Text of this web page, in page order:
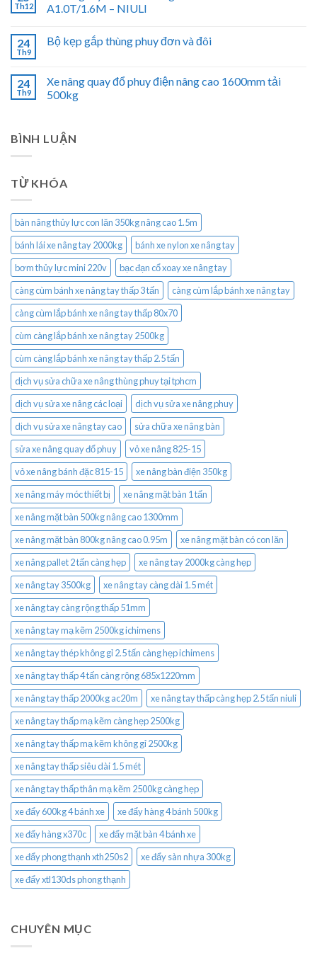
Th12
A1.0T/1.6M – NIULI
24
Th9
Bộ kẹp gắp thùng phuy đơn và đôi
24
Th9
Xe nâng quay đổ phuy điện nâng cao 1600mm tải
500kg
BÌNH LUẬN
TỪ KHÓA
bàn nâng thủy lực con lăn 350kg nâng cao 1.5m
bánh lái xe nâng tay 2000kg
bánh xe nylon xe nâng tay
bơm thủy lực mini 220v
bạc đạn cổ xoay xe nâng tay
càng cùm bánh xe nâng tay thấp 3 tấn
càng cùm lắp bánh xe nâng tay
càng cùm lắp bánh xe nâng tay thấp 80x70
cùm càng lắp bánh xe nâng tay 2500kg
cùm càng lắp bánh xe nâng tay thấp 2.5 tấn
dịch vụ sửa chữa xe nâng thùng phuy tại tphcm
dịch vụ sửa xe nâng các loại
dịch vụ sửa xe nâng phuy
dịch vụ sửa xe nâng tay cao
sửa chữa xe nâng bàn
sửa xe nâng quay đổ phuy
vỏ xe nâng 825-15
vỏ xe nâng bánh đặc 815-15
xe nâng bàn điện 350kg
xe nâng máy móc thiết bị
xe nâng mặt bàn 1 tấn
xe nâng mặt bàn 500kg nâng cao 1300mm
xe nâng mặt bàn 800kg nâng cao 0.95m
xe nâng mặt bàn có con lăn
xe nâng pallet 2 tấn càng hẹp
xe nâng tay 2000kg càng hẹp
xe nâng tay 3500kg
xe nâng tay càng dài 1.5 mét
xe nâng tay càng rộng thấp 51mm
xe nâng tay mạ kẽm 2500kg ichimens
xe nâng tay thép không gỉ 2.5 tấn càng hẹp ichimens
xe nâng tay thấp 4 tấn càng rộng 685x1220mm
xe nâng tay thấp 2000kg ac20m
xe nâng tay thấp càng hẹp 2.5 tấn niuli
xe nâng tay thấp mạ kẽm càng hẹp 2500kg
xe nâng tay thấp mạ kẽm không gỉ 2500kg
xe nâng tay thấp siêu dài 1.5 mét
xe nâng tay thấp thân mạ kẽm 2500kg càng hẹp
xe đẩy 600kg 4 bánh xe
xe đẩy hàng 4 bánh 500kg
xe đẩy hàng x370c
xe đẩy mặt bàn 4 bánh xe
xe đẩy phong thạnh xth250s2
xe đẩy sàn nhựa 300kg
xe đẩy xtl130ds phong thạnh
CHUYÊN MỤC